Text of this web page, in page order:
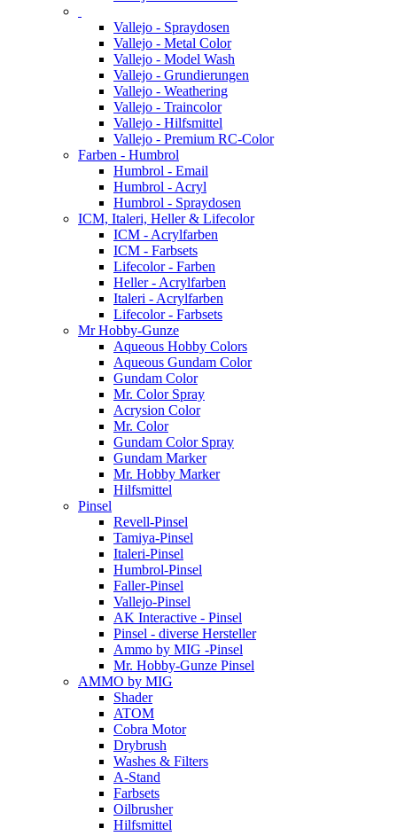
Vallejo - Spraydosen
Vallejo - Metal Color
Vallejo - Model Wash
Vallejo - Grundierungen
Vallejo - Weathering
Vallejo - Traincolor
Vallejo - Hilfsmittel
Vallejo - Premium RC-Color
Farben - Humbrol
Humbrol - Email
Humbrol - Acryl
Humbrol - Spraydosen
ICM, Italeri, Heller & Lifecolor
ICM - Acrylfarben
ICM - Farbsets
Lifecolor - Farben
Heller - Acrylfarben
Italeri - Acrylfarben
Lifecolor - Farbsets
Mr Hobby-Gunze
Aqueous Hobby Colors
Aqueous Gundam Color
Gundam Color
Mr. Color Spray
Acrysion Color
Mr. Color
Gundam Color Spray
Gundam Marker
Mr. Hobby Marker
Hilfsmittel
Pinsel
Revell-Pinsel
Tamiya-Pinsel
Italeri-Pinsel
Humbrol-Pinsel
Faller-Pinsel
Vallejo-Pinsel
AK Interactive - Pinsel
Pinsel - diverse Hersteller
Ammo by MIG -Pinsel
Mr. Hobby-Gunze Pinsel
AMMO by MIG
Shader
ATOM
Cobra Motor
Drybrush
Washes & Filters
A-Stand
Farbsets
Oilbrusher
Hilfsmittel